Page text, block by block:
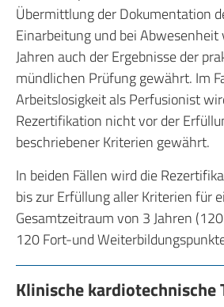
Übermittlung der Dokumentation
Einarbeitung und bei
Jahren auch der Ergebnisse der
mündlichen Prüfung gewährt. Im
Arbeitslosigkeit als Perfusionist
Rezertifikation nicht vor der
beschriebener Kriterien gewährt.
In beiden Fällen wird die
bis zur Erfüllung aller Kriterien für
Gesamtzeitraum von 3 Jahren
120 Fort-und
Klinische kardiotechnische